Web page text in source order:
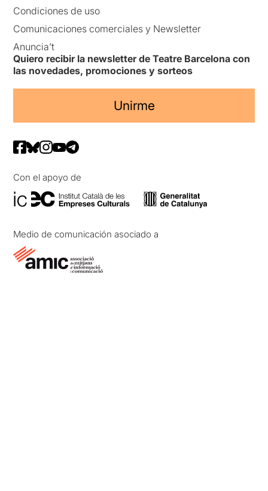
Condiciones de uso
Comunicaciones comerciales y Newsletter
Anuncia’t
Quiero recibir la newsletter de Teatre Barcelona con
las novedades, promociones y sorteos
Unirme
Con el apoyo de
Medio de comunicación asociado a